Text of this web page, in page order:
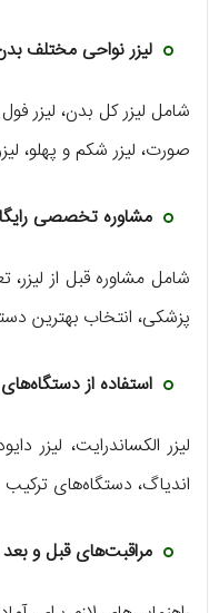
لیزر نواحی مختلف
شامل لیزر کل بدن، لیزر
صورت، لیزر شکم و پهلو،
مشاوره تخصصی
شامل مشاوره قبل از
پزشکی، انتخاب بهترین
استفاده از
اندیاگ، دستگاه‌های ترکیب
مراقبت‌های قبل و بعد